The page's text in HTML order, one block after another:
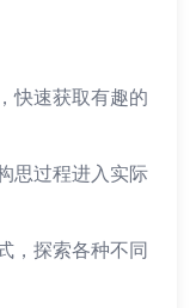
快速获取有趣的
思过程进入实际
，探索各种不同